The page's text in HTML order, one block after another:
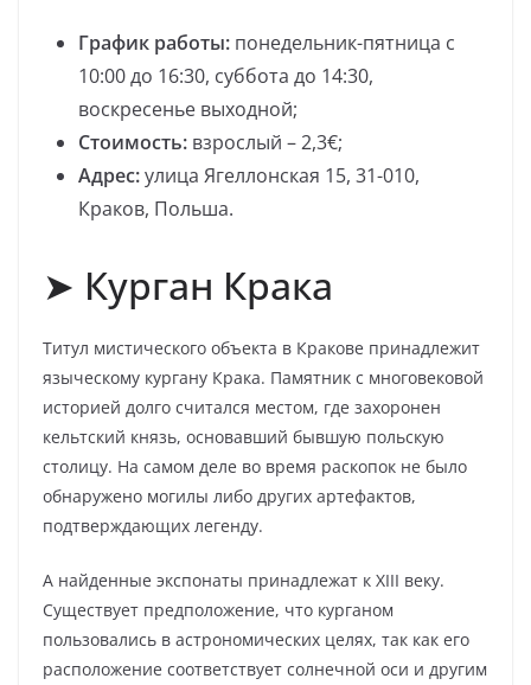
График работы: понедельник-пятница с
10:00 до 16:30, суббота до 14:30,
воскресенье выходной;
Стоимость: взрослый – 2,3€;
Адрес:улица Ягеллонская 15, 31-010,
Краков, Польша.
➤ Курган Крака
Титул мистического объекта в Кракове принадлежит
языческому кургану Крака. Памятник с многовековой
историей долго считался местом, где захоронен
кельтский князь, основавший бывшую польскую
столицу. На самом деле во время раскопок не было
обнаружено могилы либо других артефактов,
подтверждающих легенду.
А найденные экспонаты принадлежат к XIII веку.
Существует предположение, что курганом
пользовались в астрономических целях, так как его
расположение соответствует солнечной оси и другим